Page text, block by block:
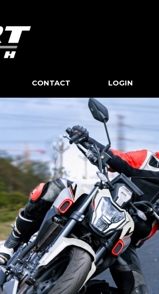
▼
CONTACT LOGIN